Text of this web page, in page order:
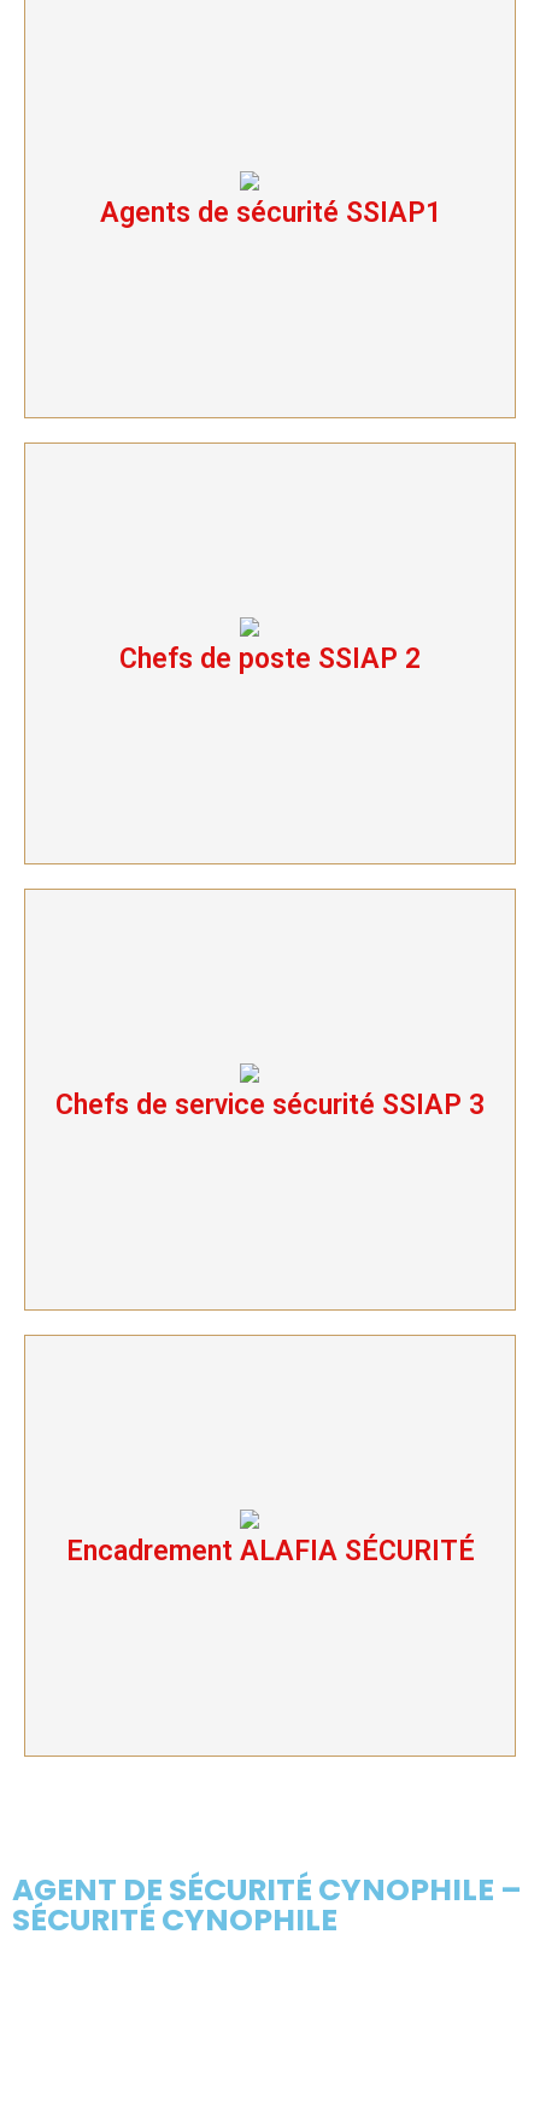
Agents de sécurité SSIAP1
Agents de sécurité SSIAP1
Chefs de poste SSIAP 2
Chefs de poste SSIAP 2
Chefs de service sécurité SSIAP 3
Chefs de service sécurité SSIAP 3
Encadrement ALAFIA SÉCURITÉ
Encadrement ALAFIA SÉCURITÉ
AGENT DE SÉCURITÉ CYNOPHILE –
SÉCURITÉ CYNOPHILE